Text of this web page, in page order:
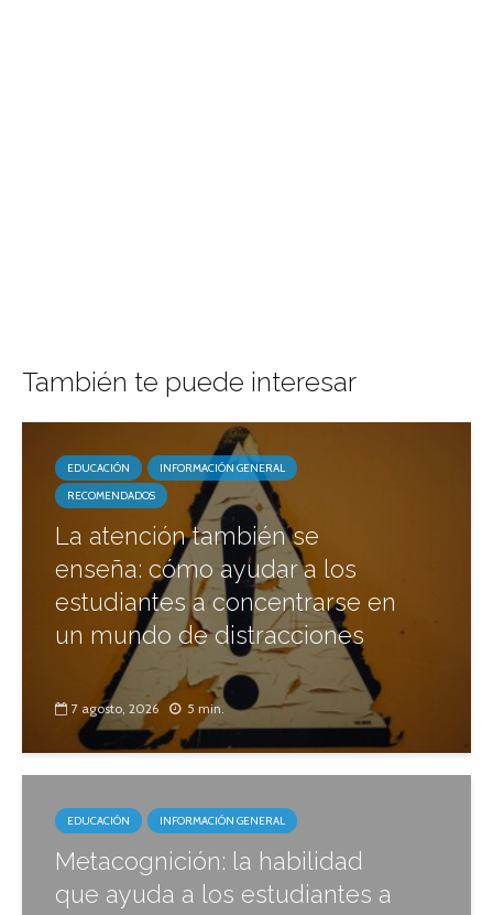
También te puede interesar
EDUCACIÓN
INFORMACIÓN GENERAL
RECOMENDADOS
La atención también se
enseña: cómo ayudar a los
estudiantes a concentrarse en
un mundo de distracciones
7 agosto, 2026 5 min.
EDUCACIÓN INFORMACIÓN GENERAL
Metacognición: la habilidad
que ayuda a los estudiantes a